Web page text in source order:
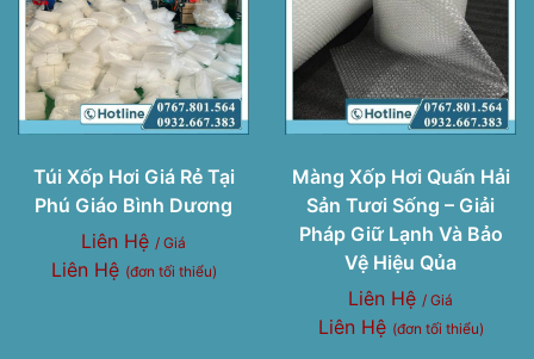
Túi Xốp Hơi Giá Rẻ Tại
Phú Giáo Bình Dương
Liên Hệ / Giá
Liên Hệ (đơn tối thiểu)
Màng Xốp Hơi Quấn Hải
Sản Tươi Sống – Giải
Pháp Giữ Lạnh Và Bảo
Vệ Hiệu Qủa
Liên Hệ / Giá
Liên Hệ (đơn tối thiểu)